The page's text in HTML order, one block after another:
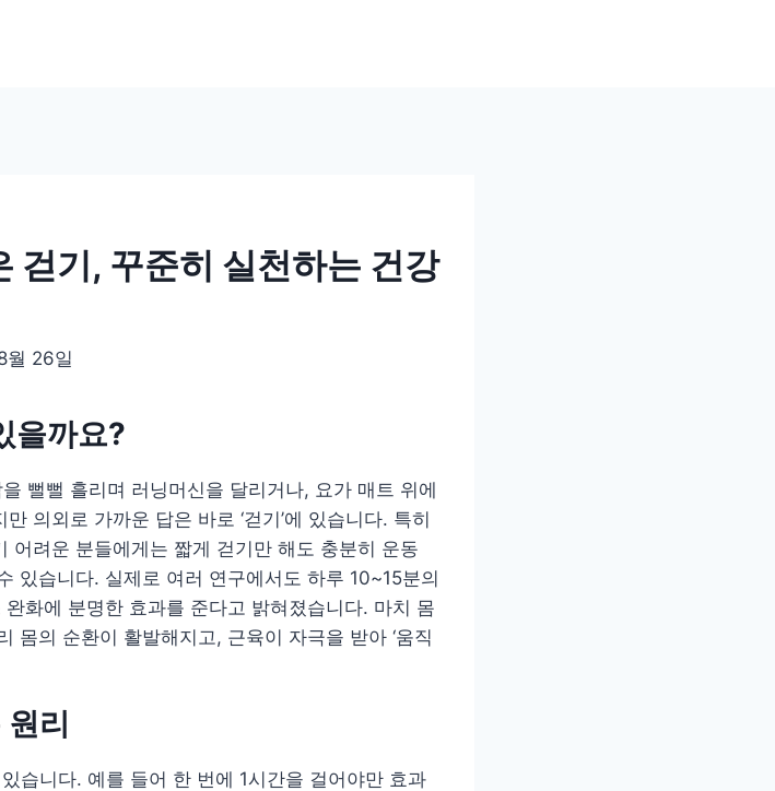
걷기, 꾸준히 실천하는 건강
월 26일
을까요?
뻘뻘 흘리며 러닝머신을 달리거나, 요가 매트 위에
의외로 가까운 답은 바로 ‘걷기’에 있습니다. 특히
어려운 분들에게는 짧게 걷기만 해도 충분히 운동
있습니다. 실제로 여러 연구에서도 하루 10~15분의
화에 분명한 효과를 준다고 밝혀졌습니다. 마치 몸
몸의 순환이 활발해지고, 근육이 자극을 받아 ‘움직
리
습니다. 예를 들어 한 번에 1시간을 걸어야만 효과